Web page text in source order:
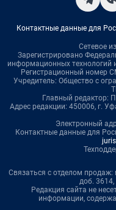
Контактные данные для
Сетевое
Зарегистрировано
информационных технологий
Регистрационный номер
Учредитель: Общество с
Главный редактор:
Адрес редакции: 450006, г.
Электронный
Контактные данные для
Связаться с отделом продаж:
доб. 3614,
Редакция сайта не
информации,